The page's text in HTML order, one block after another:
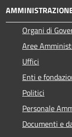
Organi di
Aree
Uffici
Enti e
Politici
Personale
Documenti e